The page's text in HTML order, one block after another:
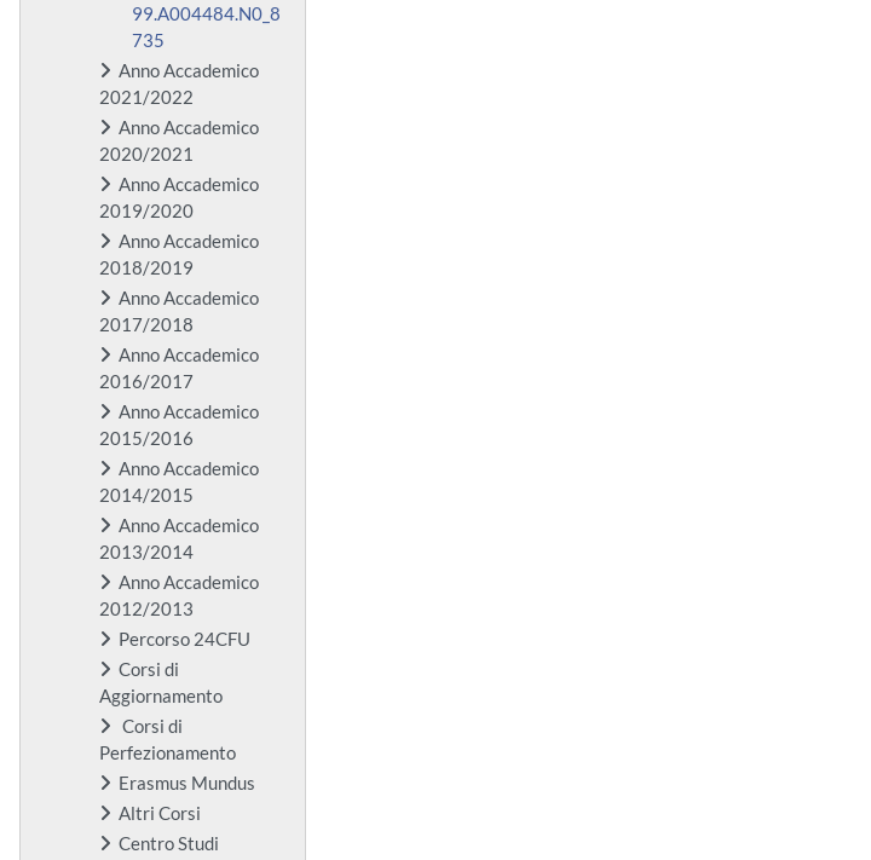
99.A004484.N0_8
735
Anno Accademico
2021/2022
Anno Accademico
2020/2021
Anno Accademico
2019/2020
Anno Accademico
2018/2019
Anno Accademico
2017/2018
Anno Accademico
2016/2017
Anno Accademico
2015/2016
Anno Accademico
2014/2015
Anno Accademico
2013/2014
Anno Accademico
2012/2013
Percorso 24CFU
Corsi di
Aggiornamento
Corsi di
Perfezionamento
Erasmus Mundus
Altri Corsi
Centro Studi